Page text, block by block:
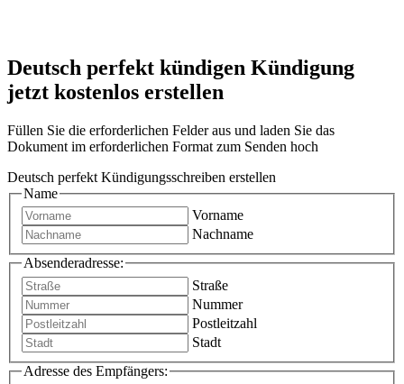
Deutsch perfekt kündigen Kündigung
jetzt kostenlos erstellen
Füllen Sie die erforderlichen Felder aus und laden Sie das
Dokument im erforderlichen Format zum Senden hoch
Deutsch perfekt Kündigungsschreiben erstellen
Name
Vorname
Nachname
Absenderadresse:
Straße
Nummer
Postleitzahl
Stadt
Adresse des Empfängers: